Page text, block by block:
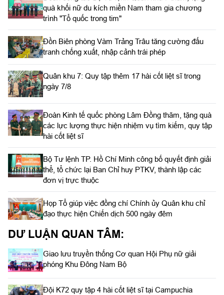
quà khối nữ du kích miền Nam tham gia chương
trình "Tổ quốc trong tim"
Đồn Biên phòng Vàm Trảng Trâu tăng cường đấu
tranh chống xuất, nhập cảnh trái phép
Quân khu 7: Quy tập thêm 17 hài cốt liệt sĩ trong
ngày 7/8
Đoàn Kinh tế quốc phòng Lâm Đồng thăm, tặng quà
các lực lượng thực hiện nhiệm vụ tìm kiếm, quy tập
hài cốt liệt sĩ
Bộ Tư lệnh TP. Hồ Chí Minh công bố quyết định giải
thể, tổ chức lại Ban Chỉ huy PTKV, thành lập các
đơn vị trực thuộc
Họp Tổ giúp việc đồng chí Chính ủy Quân khu chỉ
đạo thực hiện Chiến dịch 500 ngày đêm
DƯ LUẬN QUAN TÂM:
Giao lưu truyền thống Cơ quan Hội Phụ nữ giải
phóng Khu Đông Nam Bộ
Đội K72 quy tập 4 hài cốt liệt sĩ tại Campuchia